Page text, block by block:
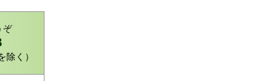
ぞ
く）